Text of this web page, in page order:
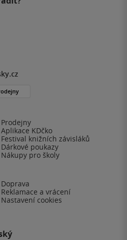
Prodejny
Aplikace KDčko
Festival knižních závisláků
Dárkové poukazy
Nákupy pro školy
Doprava
Reklamace a vrácení
Nastavení cookies